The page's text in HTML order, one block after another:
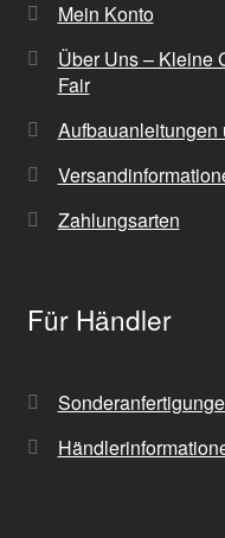
Mein Konto
Über Uns – Kleine
Fair
Zahlungsarten
Für Händler